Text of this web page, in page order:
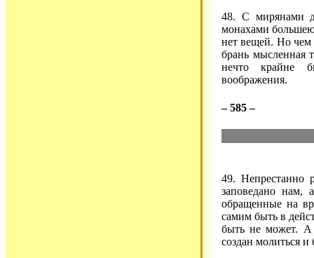
48. С мирянами
монахами
нет вещей. Но чем
брань мысленная
нечто крайне
воображения.
– 585 –
49. Непрестанно
заповедано нам,
обращенные на
самим быть в
быть не может. А
создан молиться и